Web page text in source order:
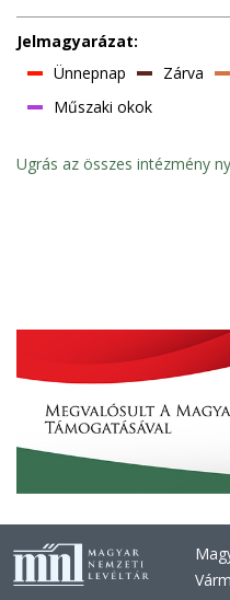
Jelmagyarázat:
Ünnepnap
Zárva
Műszaki okok
Ugrás az összes intézmény